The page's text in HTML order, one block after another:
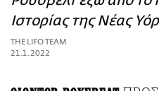
ΑΜΠΑ
PRINT
Ιστορίας της Νέας
THE LIFO TEAM
21.1.2022